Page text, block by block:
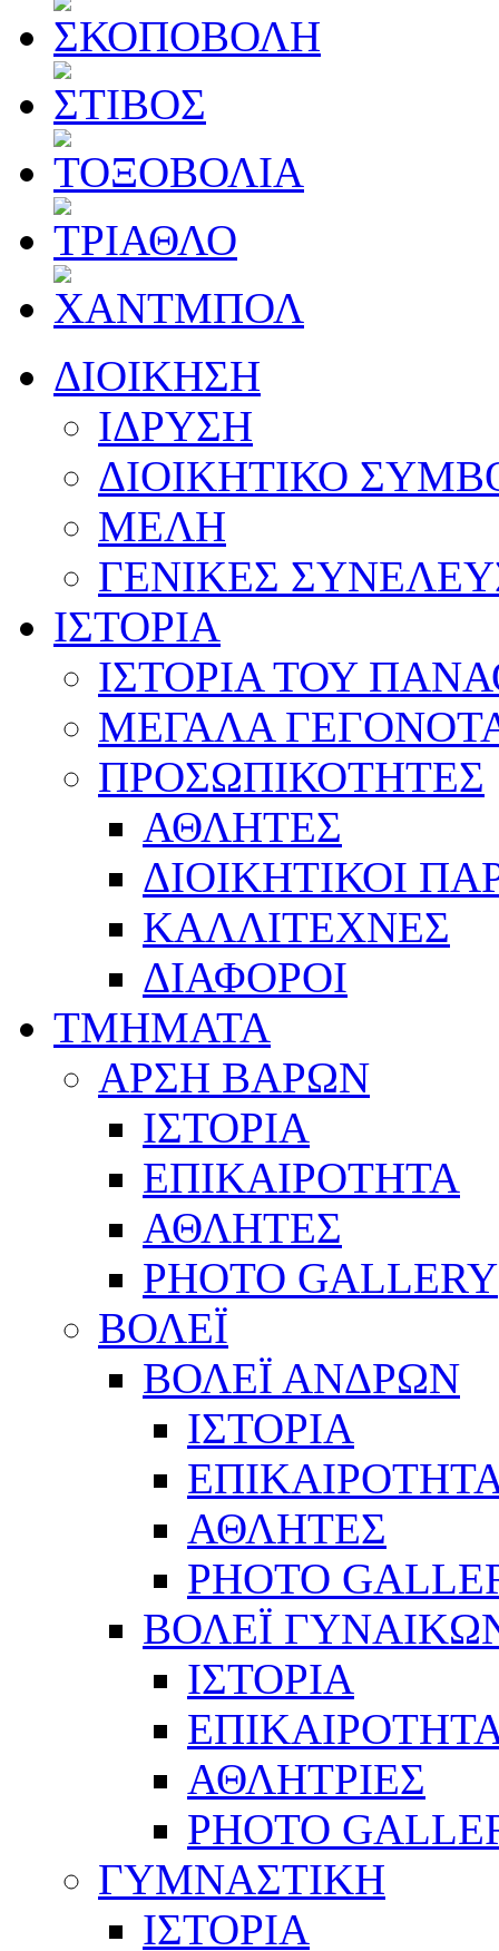
ΔΙΟΙΚΗΣΗ
ΙΔΡΥΣΗ
ΔΙΟΙΚΗΤΙΚΟ
ΜΕΛΗ
ΓΕΝΙΚΕΣ
ΙΣΤΟΡΙΑ
ΙΣΤΟΡΙΑ ΤΟΥ
ΜΕΓΑΛΑ
ΠΡΟΣΩΠΙΚΟΤΗΤΕΣ
ΑΘΛΗΤΕΣ
ΔΙΟΙΚΗΤΙΚΟΙ
ΚΑΛΛΙΤΕΧΝΕΣ
ΔΙΑΦΟΡΟΙ
ΤΜΗΜΑΤΑ
ΑΡΣΗ ΒΑΡΩΝ
ΙΣΤΟΡΙΑ
ΕΠΙΚΑΙΡΟΤΗΤΑ
ΑΘΛΗΤΕΣ
PHOTO GALLERY
ΒΟΛΕΪ
ΒΟΛΕΪ ΑΝΔΡΩΝ
ΙΣΤΟΡΙΑ
ΑΘΛΗΤΕΣ
PHOTO
ΒΟΛΕΪ
ΙΣΤΟΡΙΑ
ΑΘΛΗΤΡΙΕΣ
PHOTO
ΓΥΜΝΑΣΤΙΚΗ
ΙΣΤΟΡΙΑ